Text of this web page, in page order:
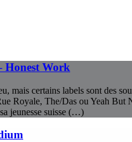
Honest Work
mais certains labels sont des
Royale, The/Das ou Yeah But
jeunesse suisse (…)